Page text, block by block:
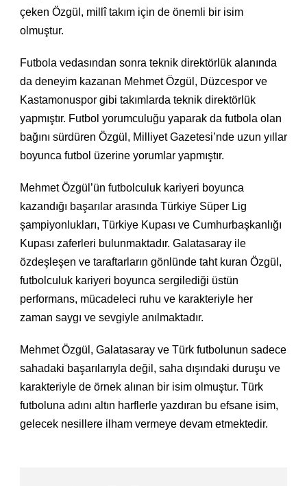
çeken Özgül, millî takım için de önemli bir isim
olmuştur.
Futbola vedasından sonra teknik direktörlük alanında
da deneyim kazanan Mehmet Özgül, Düzcespor ve
Kastamonuspor gibi takımlarda teknik direktörlük
yapmıştır. Futbol yorumculuğu yaparak da futbola olan
bağını sürdüren Özgül, Milliyet Gazetesi’nde uzun yıllar
boyunca futbol üzerine yorumlar yapmıştır.
Mehmet Özgül’ün futbolculuk kariyeri boyunca
kazandığı başarılar arasında Türkiye Süper Lig
şampiyonlukları, Türkiye Kupası ve Cumhurbaşkanlığı
Kupası zaferleri bulunmaktadır. Galatasaray ile
özdeşleşen ve taraftarların gönlünde taht kuran Özgül,
futbolculuk kariyeri boyunca sergilediği üstün
performans, mücadeleci ruhu ve karakteriyle her
zaman saygı ve sevgiyle anılmaktadır.
Mehmet Özgül, Galatasaray ve Türk futbolunun sadece
sahadaki başarılarıyla değil, saha dışındaki duruşu ve
karakteriyle de örnek alınan bir isim olmuştur. Türk
futboluna adını altın harflerle yazdıran bu efsane isim,
gelecek nesillere ilham vermeye devam etmektedir.